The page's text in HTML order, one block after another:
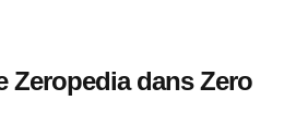
Zeropedia dans Zero